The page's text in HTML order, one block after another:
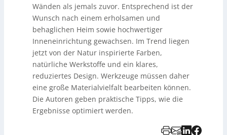
Wänden als jemals zuvor. Entsprechend ist der
Wunsch nach einem erholsamen und
behaglichen Heim sowie hochwertiger
Inneneinrichtung gewachsen. Im Trend liegen
jetzt von der Natur inspirierte Farben,
natürliche Werkstoffe und ein klares,
reduziertes Design. Werkzeuge müssen daher
eine große Materialvielfalt bearbeiten können.
Die Autoren geben praktische Tipps, wie die
Ergebnisse optimiert werden.